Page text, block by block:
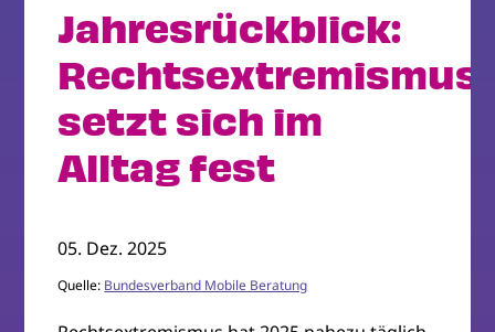
Jahresrückblick:
Rechtsextremismus
setzt sich im
Alltag fest
05. Dez. 2025
Quelle: Bundesverband Mobile Beratung